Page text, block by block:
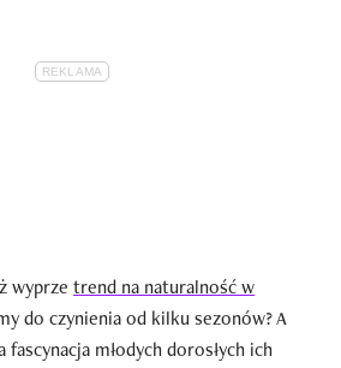
wyprze trend na naturalność w
do czynienia od kilku sezonów? A
młodych dorosłych ich